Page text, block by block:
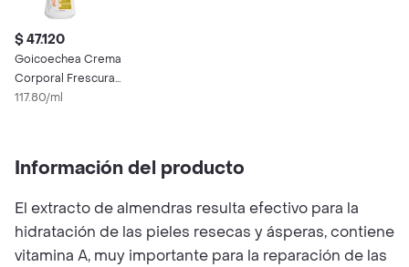
$ 47.120
Goicoechea Crema
Corporal Frescura
Arica y Manzanilla
117.80/ml
Información del producto
El extracto de almendras resulta efectivo para la
hidratación de las pieles resecas y ásperas, contiene
vitamina A, muy importante para la reparación de las